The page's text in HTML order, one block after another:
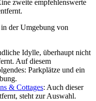
zweite empfehlenswerte
der Umgebung von
Idylle, überhaupt nicht
Auf diesem
Parkplätze und ein
& Cottages: Auch dieser
steht zur Auswahl.